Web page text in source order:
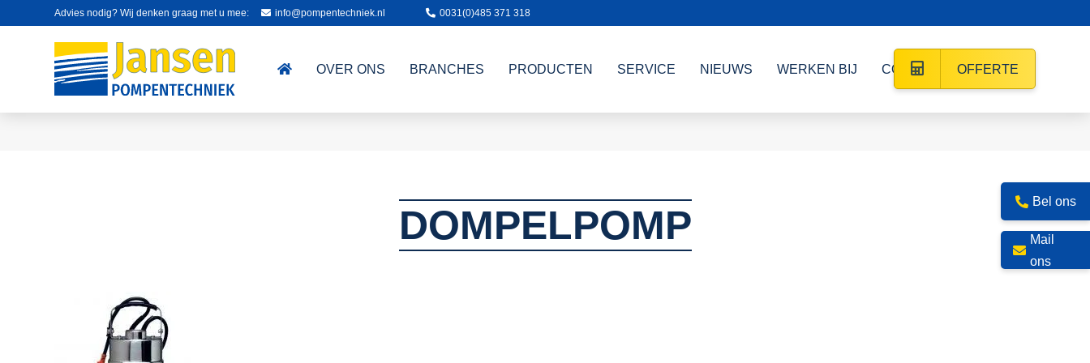
Advies nodig? Wij denken graag met u mee: info@pompentechniek.nl 0031(0)485 371 318
OVER ONS BRANCHES PRODUCTEN SERVICE NIEUWS WERKEN BIJ CONTACT OFFERTE
DOMPELPOMP
Bel ons
Mail
ons